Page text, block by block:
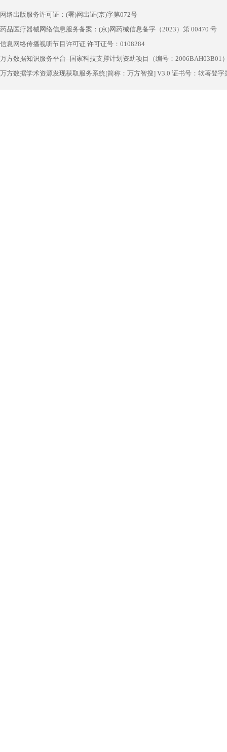
网络出版服务许可证：(署)网出证(京)字第072号
药品医疗器械网络信息服务备案：(京)网药械信息备字（2023）第 00470 号
信息网络传播视听节目许可证 许可证号：0108284
万方数据知识服务平台--国家科技支撑计划资助项目（编号：2006BAH03B01
万方数据学术资源发现获取服务系统[简称：万方智搜] V3.0 证书号：软著登字